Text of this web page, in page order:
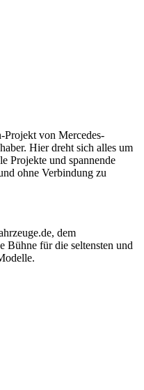
Projekt von Mercedes-
Hier dreht sich alles um
Projekte und spannende
ohne Verbindung zu
dem
Bühne für die seltensten und